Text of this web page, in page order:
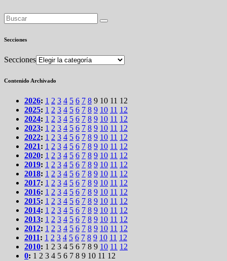
Secciones
Secciones
Contenido Archivado
2026: 1 2 3 4 5 6 7 8 9 10 11 12
2025: 1 2 3 4 5 6 7 8 9 10 11 12
2024: 1 2 3 4 5 6 7 8 9 10 11 12
2023: 1 2 3 4 5 6 7 8 9 10 11 12
2022: 1 2 3 4 5 6 7 8 9 10 11 12
2021: 1 2 3 4 5 6 7 8 9 10 11 12
2020: 1 2 3 4 5 6 7 8 9 10 11 12
2019: 1 2 3 4 5 6 7 8 9 10 11 12
2018: 1 2 3 4 5 6 7 8 9 10 11 12
2017: 1 2 3 4 5 6 7 8 9 10 11 12
2016: 1 2 3 4 5 6 7 8 9 10 11 12
2015: 1 2 3 4 5 6 7 8 9 10 11 12
2014: 1 2 3 4 5 6 7 8 9 10 11 12
2013: 1 2 3 4 5 6 7 8 9 10 11 12
2012: 1 2 3 4 5 6 7 8 9 10 11 12
2011: 1 2 3 4 5 6 7 8 9 10 11 12
2010: 1 2 3 4 5 6 7 8 9 10 11 12
0: 1 2 3 4 5 6 7 8 9 10 11 12